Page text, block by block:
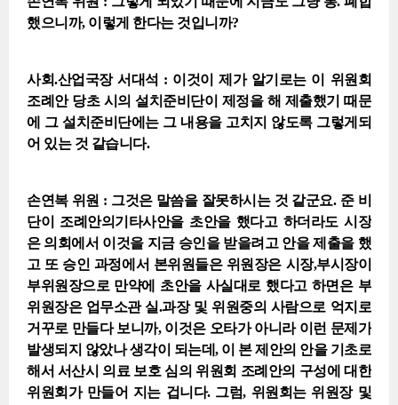
했으니까, 이렇게 한다는 것입니까?
사회.산업국장 서대석 : 이것이 제가 알기로는 이 위원회
조례안 당초 시의 설치준비단이 제정을 해 제출했기 때문
에 그 설치준비단에는 그 내용을 고치지 않도록 그렇게되
어 있는 것 같습니다.
손연복 위원 : 그것은 말씀을 잘못하시는 것 같군요. 준 비
단이 조례안의기타사안을 초안을 했다고 하더라도 시장
은 의회에서 이것을 지금 승인을 받을려고 안을 제출을 했
고 또 승인 과정에서 본위원들은 위원장은 시장,부시장이
부위원장으로 만약에 초안을 사실대로 했다고 하면은 부
위원장은 업무소관 실.과장 및 위원중의 사람으로 억지로
거꾸로 만들다 보니까, 이것은 오타가 아니라 이런 문제가
발생되지 않았나 생각이 되는데, 이 본 제안의 안을 기초로
해서 서산시 의료 보호 심의 위원회 조례안의 구성에 대한
위원회가 만들어 지는 겁니다. 그럼, 위원회는 위원장 및